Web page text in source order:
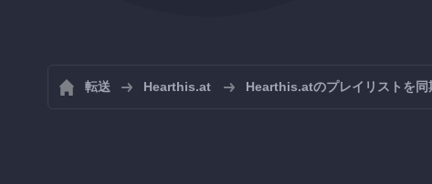
転送 Hearthis.at Hearthis.atのプレイリストを同